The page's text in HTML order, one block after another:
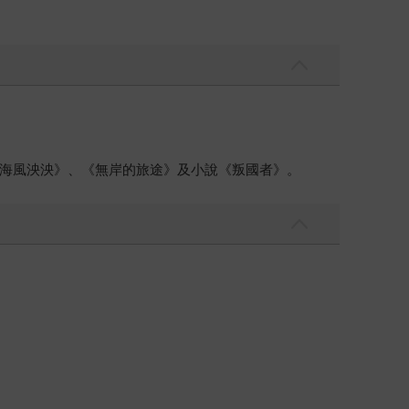
泱泱》、《無岸的旅途》及小說《叛國者》。